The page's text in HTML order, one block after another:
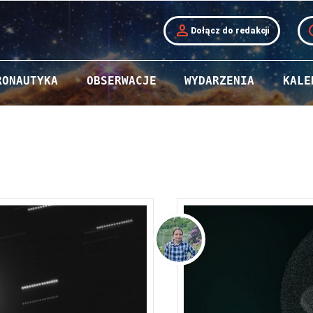
person Dołącz do redakcji
OBSERWACJE WYDARZENIA